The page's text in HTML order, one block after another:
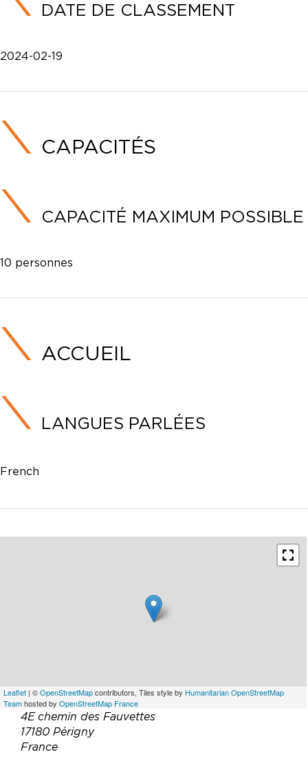
DATE DE CLASSEMENT
2024-02-19
CAPACITÉS
CAPACITÉ MAXIMUM POSSIBLE
10 personnes
ACCUEIL
LANGUES PARLÉES
French
Leaflet | ©OpenStreetMapcontributors, Tiles style by Humanitarian OpenStreetMap
Teamhosted by OpenStreetMap France
4E chemin des Fauvettes
17180 Périgny
France